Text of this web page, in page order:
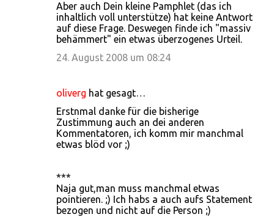
Aber auch Dein kleine Pamphlet (das ich
inhaltlich voll unterstütze) hat keine Antwort
auf diese Frage. Deswegen finde ich "massiv
behämmert" ein etwas überzogenes Urteil.
24. August 2008 um 08:24
oliverg hat gesagt…
Erstnmal danke für die bisherige
Zustimmung auch an dei anderen
Kommentatoren, ich komm mir manchmal
etwas blöd vor ;)
***
Naja gut,man muss manchmal etwas
pointieren. ;) Ich habs a auch aufs Statement
bezogen und nicht auf die Person ;)